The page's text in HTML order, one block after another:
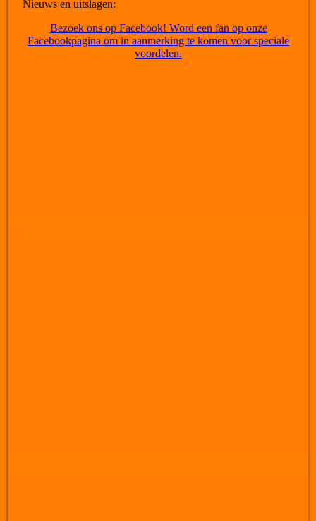
Nieuws en uitslagen:
Bezoek ons op Facebook! Word een fan op onze
Facebookpagina om in aanmerking te komen voor speciale
voordelen.